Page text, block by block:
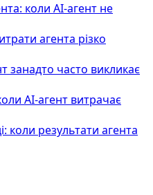
коли AI-агент не
агента різко
занадто часто викликає
AI-агент витрачає
коли результати агента